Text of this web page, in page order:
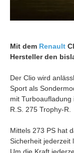
Mit dem Renault
Hersteller den
Der Clio wird
Sport als
mit
R.S. 275 Trophy-R.
Mittels 273 PS hat
Sicherheit jederzeit